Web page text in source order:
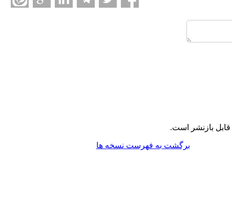
قابل بازنشر است.
برگشت به فهرست نسخه ها